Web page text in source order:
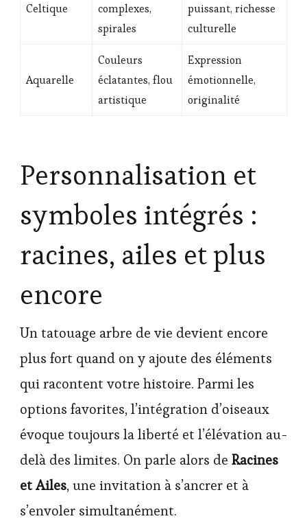
Celtique
complexes,
spirales
puissant, richesse
culturelle
Aquarelle
Couleurs
éclatantes, flou
artistique
Expression
émotionnelle,
originalité
Personnalisation et
symboles intégrés :
racines, ailes et plus
encore
Un tatouage arbre de vie devient encore
plus fort quand on y ajoute des éléments
qui racontent votre histoire. Parmi les
options favorites, l’intégration d’oiseaux
évoque toujours la liberté et l’élévation au-
delà des limites. On parle alors de Racines
et Ailes, une invitation à s’ancrer et à
s’envoler simultanément.